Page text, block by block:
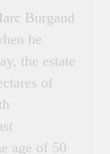
Burgaud
he
the estate
of
age of 50